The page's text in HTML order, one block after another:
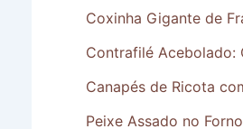
Coxinha Gigante de
Contrafilé Acebolado:
Canapés de Ricota
Peixe Assado no